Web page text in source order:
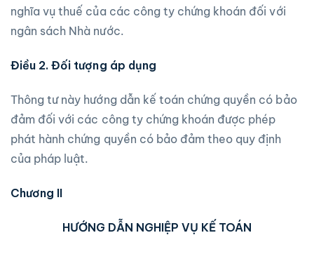
nghĩa vụ thuế của các công ty chứng khoán đối với
ngân sách Nhà nước.
Điều 2. Đối tượng áp dụng
Thông tư này hướng dẫn kế toán chứng quyền có bảo
đảm đối với các công ty chứng khoán được phép
phát hành chứng quyền có bảo đảm theo quy định
của pháp luật.
Chương II
HƯỚNG DẪN NGHIỆP VỤ KẾ TOÁN